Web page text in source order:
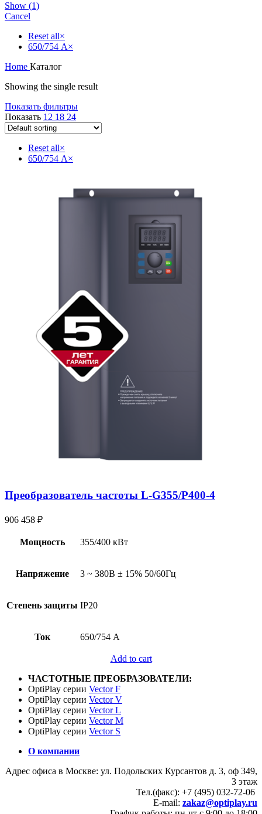
Show (1)
Cancel
Reset all×
650/754 А×
Home Каталог
Showing the single result
Показать фильтры
Показать 12 18 24
Reset all×
650/754 А×
Преобразователь частоты L-G355/P400-4
906 458 ₽
Мощность 355/400 кВт
Напряжение 3 ~ 380В ± 15% 50/60Гц
Степень защиты IP20
Ток 650/754 А
Add to cart
ЧАСТОТНЫЕ ПРЕОБРАЗОВАТЕЛИ:
OptiPlay серии Vector F
OptiPlay серии Vector V
OptiPlay серии Vector L
OptiPlay серии Vector M
OptiPlay серии Vector S
О компании
Адрес офиса в Москве: ул. Подольских Курсантов д. 3, оф 349,
3 этаж
Тел.(факс): +7 (495) 032-72-06
E-mail: zakaz@optiplay.ru